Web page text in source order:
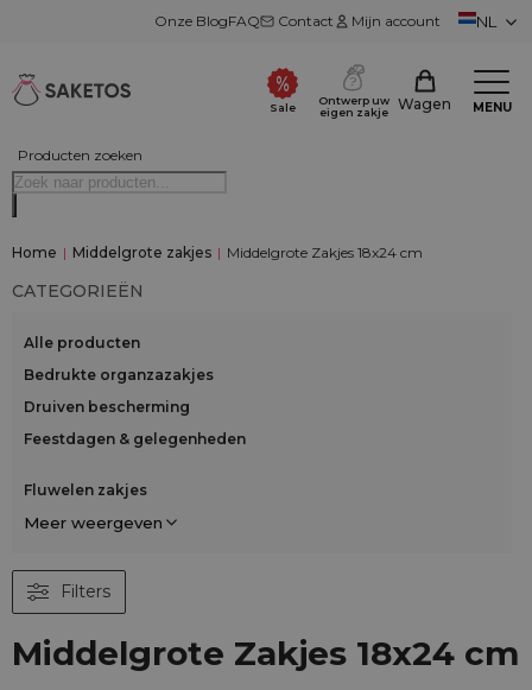
Onze BlogFAQ Contact Mijn account NL
Producten zoeken
Sale
Ontwerp uw
eigen zakje
Wagen MENU
Home | Middelgrote zakjes | Middelgrote Zakjes 18x24 cm
CATEGORIEËN
Alle producten
Bedrukte organzazakjes
Druiven bescherming
Feestdagen & gelegenheden
Fluwelen zakjes
Meer weergeven
Filters
Middelgrote Zakjes 18x24 cm